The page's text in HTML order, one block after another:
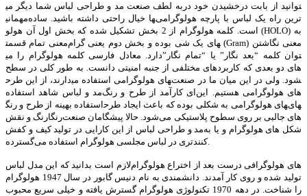
به لطف صنعت مد و طراحی لباس شما دیگر می‎توانید از بابت درخشیدن خود در
مهمانی‎ها خیال راحتی داشته باشید. ساده‌‎ترین راه یک لباس با پارچه هولوگرامی
است. کلمه هولوگرام از 2 بخش تشکیل شده که بخش اول آن هولو (HOLO) به
معنی تمام قسمت‎های یک شی بوده و بخش دوم یعنی گرام (Gram) معنی نگاشتن
دارد. معادل فارسی کلمه هولوگرام را می‎توان کلمه “بعد نگار” یا “تمام نگار”
دانست. به طور کلی در سطح‎ های دو بعدی که کاربردهای مختلفی از جنبه امنیتی
دارند، از این طرح‎های هولوگرامی استفاده می‎شود. ولی در این میان ما در صنعت
مد و لباس شاهد استفاده‌‎ای کارآمد از طرح و رنگ‎‌های هولوگرامی هستیم. این
استفاده بهینه از طرح و رنگ‎های هولوگرامی به شکلی بوده که باعث ایجاد طرح‎های
رنگارنگ و نقش‌‎های جالبی بر روی سطوح پلاستیکی می‌شود. حالا پیشگامان صنعت
مد و طراحی لباس از این کارایی در تولید کیف و کفش‎‌های هولوگرام و یا به ‎شکل
گسترده‎‌تری در لباس مجلسی هولوگرام استفاده می‎‌کنند.
لازم است بدانید که این مدل لباس‌‎های هولوگرافی درست بعد از اختراع هولوگرام
تولید شده و روی کار آمدند. دانشمندی به نام دنیس گابور در سال 1947 هولوگرام
را شناخت. در دهه 1970 تکنولوژی هولوگرام گسترش یافته و خیلی سریع محبوب